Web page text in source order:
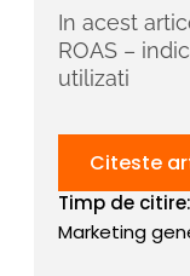
In acest
ROAS –
utilizati
Citeste
Timp de citire:
Marketing